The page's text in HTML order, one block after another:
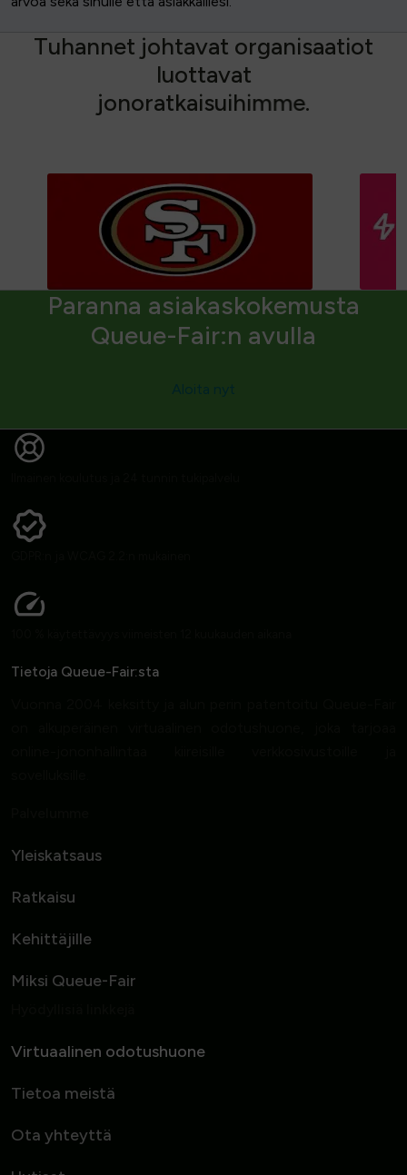
Tuhannet johtavat organisaatiot
luottavat
jonoratkaisuihimme.
Paranna asiakaskokemusta
Queue-Fair:n avulla
Tietoja Queue-Fair:sta
Yleiskatsaus
Ratkaisu
Kehittäjille
Miksi Queue-Fair
Virtuaalinen odotushuone
Tietoa meistä
Ota yhteyttä